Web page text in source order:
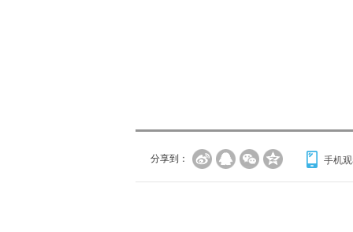
分享到： 手机